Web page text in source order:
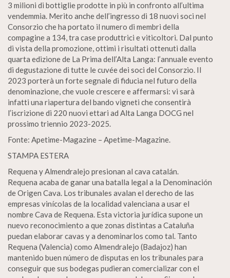
3 milioni di bottiglie prodotte in più in confronto all’ultima
vendemmia. Merito anche dell’ingresso di 18 nuovi soci nel
Consorzio che ha portato il numero di membri della
compagine a 134, tra case produttrici e viticoltori. Dal punto
di vista della promozione, ottimi i risultati ottenuti dalla
quarta edizione de La Prima dell’Alta Langa: l’annuale evento
di degustazione di tutte le cuvée dei soci del Consorzio. Il
2023 porterà un forte segnale di fiducia nel futuro della
denominazione, che vuole crescere e affermarsi: vi sarà
infatti una riapertura del bando vigneti che consentirà
l’iscrizione di 220 nuovi ettari ad Alta Langa DOCG nel
prossimo triennio 2023-2025.
Fonte: Apetime-Magazine – Apetime-Magazine.
STAMPA ESTERA
Requena y Almendralejo presionan al cava catalán.
Requena acaba de ganar una batalla legal a la Denominación
de Origen Cava. Los tribunales avalan el derecho de las
empresas vinícolas de la localidad valenciana a usar el
nombre Cava de Requena. Esta victoria jurídica supone un
nuevo reconocimiento a que zonas distintas a Cataluña
puedan elaborar cavas y a denominarlos como tal. Tanto
Requena (Valencia) como Almendralejo (Badajoz) han
mantenido buen número de disputas en los tribunales para
conseguir que sus bodegas pudieran comercializar con el